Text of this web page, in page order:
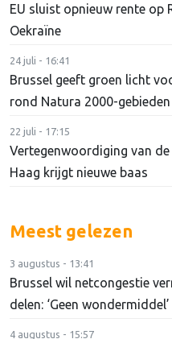
EU sluist opnieuw rente op
Oekraïne
24 juli - 16:41
Brussel geeft groen licht
rond Natura 2000-gebieden
22 juli - 17:15
Vertegenwoordiging van
Haag krijgt nieuwe baas
Meest gelezen
3 augustus - 13:41
Brussel wil netcongestie
delen: ‘Geen wondermiddel’
4 augustus - 15:57